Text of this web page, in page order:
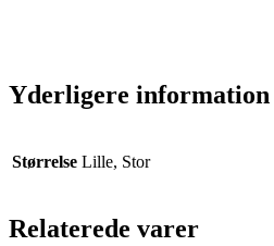
Yderligere information
Størrelse Lille, Stor
Relaterede varer